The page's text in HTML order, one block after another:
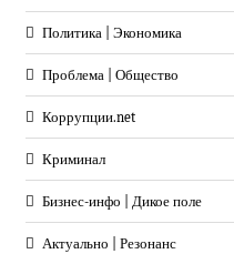
Политика | Экономика
Проблема | Общество
Коррупции.net
Криминал
Бизнес-инфо | Дикое поле
Актуально | Резонанс